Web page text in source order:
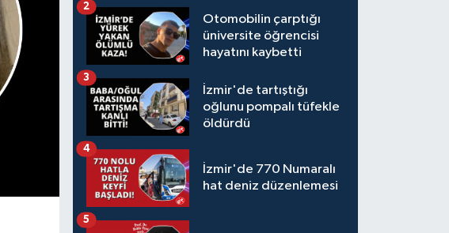
Otomobilin çarptığı
üniversite öğrencisi
hayatını kaybetti
2
İzmir'de tartıştığı
oğlunu pompalı tüfekle
öldürdü
3
İzmir'de 770 Numaralı
hat deniz düzenlemesi
4
5